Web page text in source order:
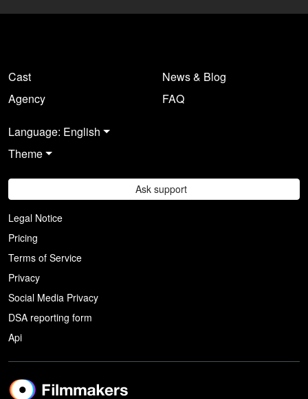
Cast
Agency
News & Blog
FAQ
Language: English
Theme
Ask support
Legal Notice
Pricing
Terms of Service
Privacy
Social Media Privacy
DSA reporting form
Api